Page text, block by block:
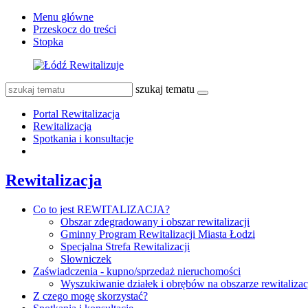
Menu główne
Przeskocz do treści
Stopka
szukaj tematu
Portal Rewitalizacja
Rewitalizacja
Spotkania i konsultacje
Rewitalizacja
Co to jest REWITALIZACJA?
Obszar zdegradowany i obszar rewitalizacji
Gminny Program Rewitalizacji Miasta Łodzi
Specjalna Strefa Rewitalizacji
Słowniczek
Zaświadczenia - kupno/sprzedaż nieruchomości
Wyszukiwanie działek i obrębów na obszarze
Z czego mogę skorzystać?